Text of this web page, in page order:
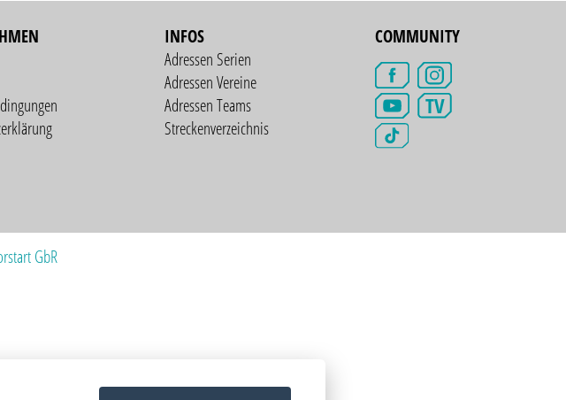
INFOS
Adressen Serien
Adressen Vereine
Adressen Teams
Streckenverzeichnis
COMMUNITY
TV
GbR